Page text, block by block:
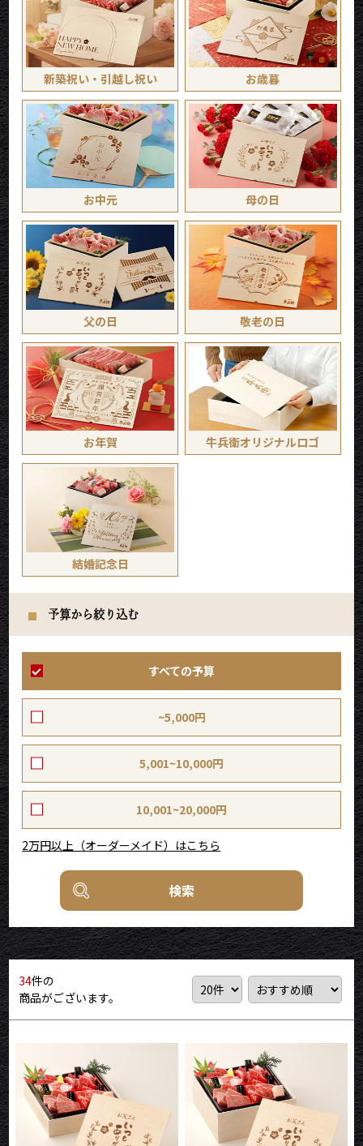
新築祝い・ 引越し祝い お歳暮
お中元 母の日
父の日 敬老の日
お年賀 牛兵衛オリジナルロゴ
結婚記念日
予算から絞り込む
すべての予算
~5,000円
5,001~10,000円
10,001~20,000円
2万円以上（オーダーメイド）はこちら
検索
34件の
商品がございます。